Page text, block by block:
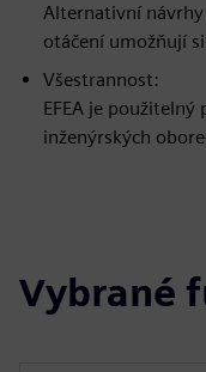
Alternativní
otáčení umožňují
Všestrannost:
EFEA je
inženýrských
Vybrané